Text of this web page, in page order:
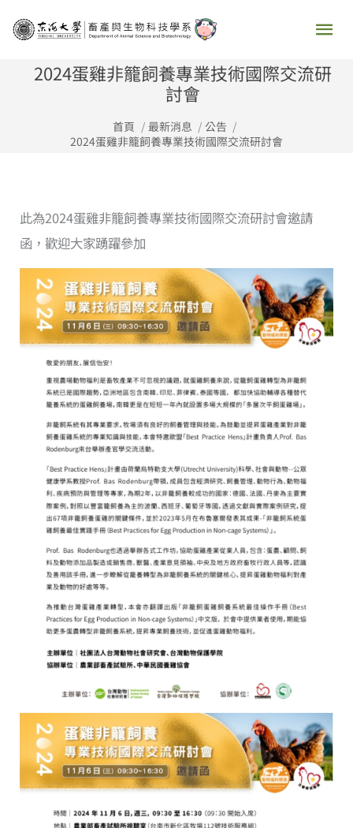
主
要
2024蛋雞非籠飼養專業技術國際交流研
討會
首頁 最新消息
公告
2024蛋雞非籠飼養專業技術國際交流研討會
此為2024蛋雞非籠飼養專業技術國際交流研討會邀請
函，歡迎大家踴躍參加